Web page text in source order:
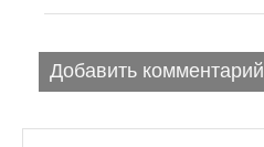
Добавить комментарий